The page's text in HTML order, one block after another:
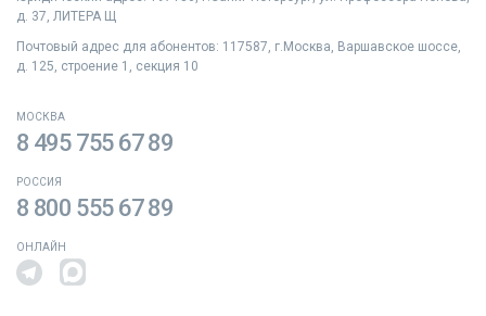
д. 37, ЛИТЕРА Щ
Почтовый адрес для абонентов: 117587, г.Москва, Варшавское шоссе,
д. 125, строение 1, секция 10
МОСКВА
8 495 755 67 89
РОССИЯ
8 800 555 67 89
ОНЛАЙН